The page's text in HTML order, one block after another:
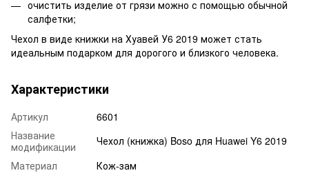
очистить изделие от грязи можно с помощью обычной
салфетки;
Чехол в виде книжки на Хуавей У6 2019 может стать
идеальным подарком для дорогого и близкого человека.
Характеристики
Артикул
6601
Название
модификации
Чехол (книжка) Boso для Huawei Y6 2019
Материал
Кож-зам